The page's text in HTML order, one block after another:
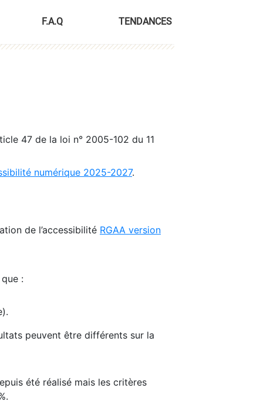
F.A.Q TENDANCES
47 de la loi n° 2005-102 du 11
numérique 2025-2027.
de l’accessibilité RGAA version
:
peuvent être différents sur la
été réalisé mais les critères